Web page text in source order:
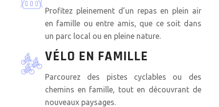
Profitez pleinement d’un repas en plein air
en famille ou entre amis, que ce soit dans
un parc local ou en pleine nature.
VÉLO EN FAMILLE
Parcourez des pistes cyclables ou des
chemins en famille, tout en découvrant de
nouveaux paysages.